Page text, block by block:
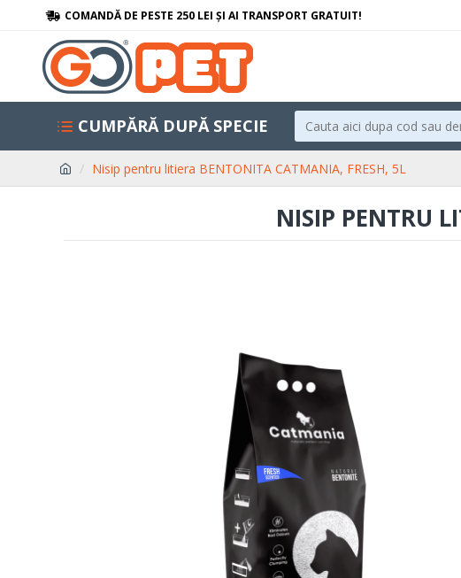
COMANDĂ DE PESTE 250 LEI ȘI AI TRANSPORT GRATUIT!
CUMPĂRĂ DUPĂ SPECIE
Nisip pentru litiera BENTONITA CATMANIA, FRESH, 5L
NISIP PENTRU